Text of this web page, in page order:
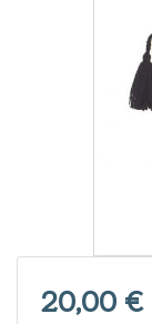
20,00 €